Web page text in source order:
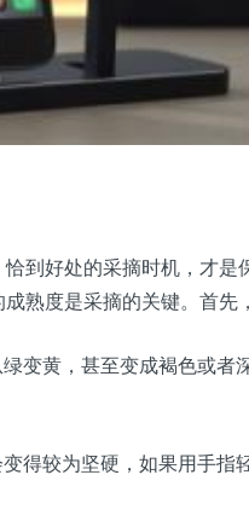
到好处的采摘时机，才
熟度是采摘的关键。首先
变黄，甚至变成褐色或者
变得较为坚硬，如果用手